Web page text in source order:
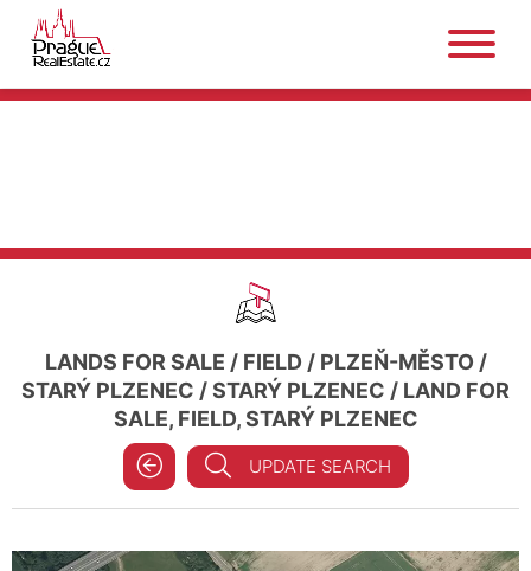
LANDS FOR SALE / FIELD/ PLZEŇ-MĚSTO /
STARÝ PLZENEC /STARÝ PLZENEC / LAND FOR
SALE, FIELD, STARÝ PLZENEC
UPDATE SEARCH